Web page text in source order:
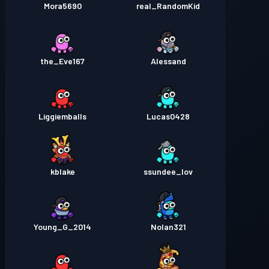
real_RandomKid
Mora5690
Alessand
the_Eve167
Lucas0428
Liggiemballs
ssundee_lov
kblake
Nolan321
Young_G_2014